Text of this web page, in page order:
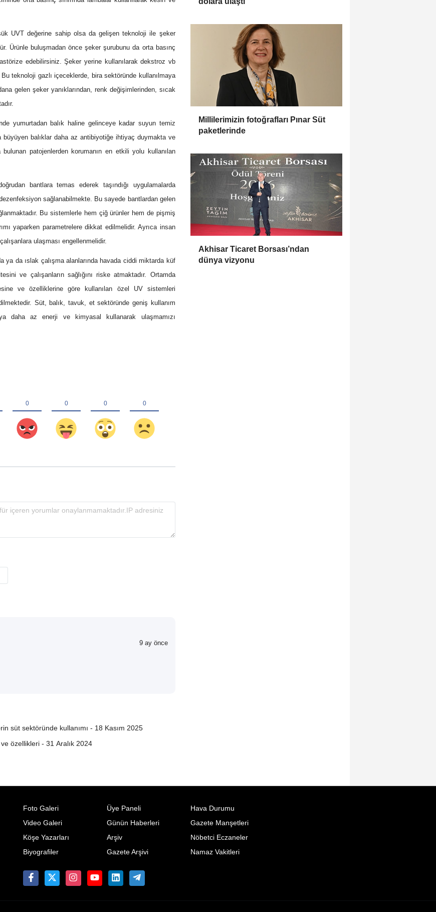
UVT değerine sahip olsa da gelişen teknoloji ile şeker
Ürünle buluşmadan önce şeker şurubunu da orta basınç
edebilirsiniz. Şeker yerine kullanılarak dekstroz vb
teknoloji gazlı içeceklerde, bira sektöründe kullanılmaya
gelen şeker yanıklarından, renk değişimlerinden, sıcak
yumurtadan balık haline gelinceye kadar suyun temiz
büyüyen balıklar daha az antibiyotiğe ihtiyaç duymakta ve
patojenlerden korumanın en etkili yolu kullanılan
bantlara temas ederek taşındığı uygulamalarda
sağlanabilmekte. Bu sayede bantlardan gelen
Bu sistemlerle hem çiğ ürünler hem de pişmiş
yaparken parametrelere dikkat edilmelidir. Ayrıca insan
ulaşması engellenmelidir.
ya da ıslak çalışma alanlarında havada ciddi miktarda küf
ve çalışanların sağlığını riske atmaktadır. Ortamda
ve özelliklerine göre kullanılan özel UV sistemleri
Süt, balık, tavuk, et sektöründe geniş kullanım
daha az enerji ve kimyasal kullanarak ulaşmamızı
9 ay önce
süt sektöründe kullanımı - 18 Kasım 2025
özellikleri - 31 Aralık 2024
Millilerimizin fotoğrafları Pınar Süt
paketlerinde
Akhisar Ticaret Borsası’ndan
dünya vizyonu
Foto Galeri
Video Galeri
Köşe Yazarları
Biyografiler
Üye Paneli
Günün Haberleri
Arşiv
Gazete Arşivi
Hava Durumu
Gazete Manşetleri
Nöbetci Eczaneler
Namaz Vakitleri